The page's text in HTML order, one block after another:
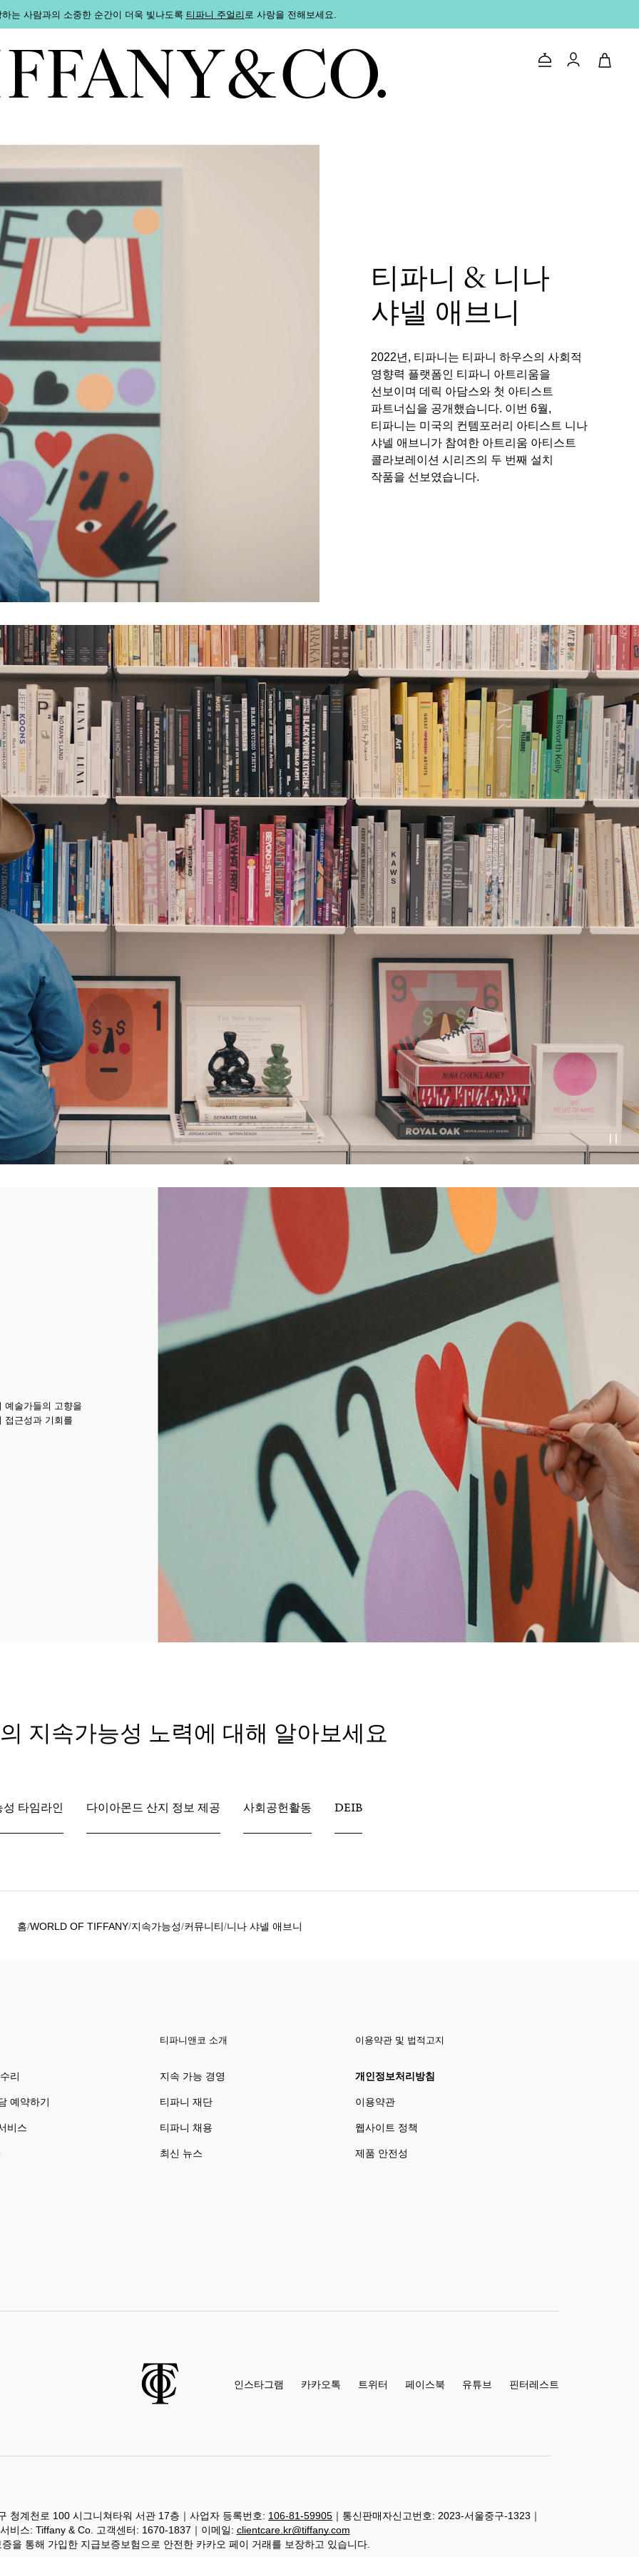
는 사람과의 소중한 순간이 더욱 빛나도록 티파니 주얼리로 사랑을 전해보세요.
문의하기로그인
티파니 트루™ 티파니 솔리스트™ 완벽한 웨딩 링 선택하기
나티파니 다이아몬드 가이드를 확인해보세요
티파니 & 니나
샤넬 애브니
2022년, 티파니는 티파니 하우스의 사회적
영향력 플랫폼인 티파니 아트리움을
선보이며 데릭 아담스와 첫 아티스트
파트너십을 공개했습니다. 이번 6월,
티파니는 미국의 컨템포러리 아티스트 니나
샤넬 애브니가 참여한 아트리움 아티스트
콜라보레이션 시리즈의 두 번째 설치
작품을 선보였습니다.
예술가들의 고향을
접근성과 기회를
지속가능성 노력에 대해 알아보세요
타임라인 다이아몬드 산지 정보 제공 사회공헌활동 DEIB
홈 WORLD OF TIFFANY 지속가능성 커뮤니티 니나 샤넬 애브니
리
예약하기
비스
티파니앤코 소개
지속 가능 경영
티파니 재단
티파니 채용
최신 뉴스
이용약관 및 법적고지
개인정보처리방침
이용약관
웹사이트 정책
제품 안전성
인스타그램 카카오톡 트위터 페이스북 유튜브 핀터레스트
청계천로 100 시그니쳐타워 서관 17층｜사업자 등록번호: 106-81-59905 ｜통신판매자신고번호: 2023-서울중구-1323｜
비스: Tiffany & Co. 고객센터: 1670-1837｜이메일: clientcare.kr@tiffany.com
을 통해 가입한 지급보증보험으로 안전한 카카오 페이 거래를 보장하고 있습니다.